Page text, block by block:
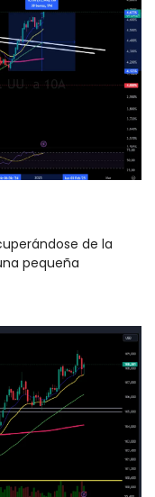
de la
pequeña